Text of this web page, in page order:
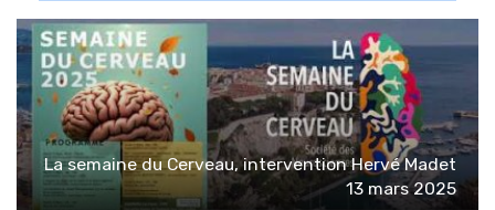
La semaine du Cerveau, intervention Hervé Madet
13 mars 2025